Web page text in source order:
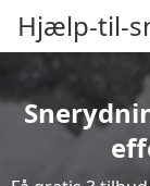
Hjælp-til-